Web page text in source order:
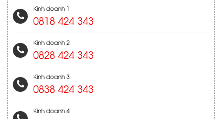
Kinh doanh 1
0818 424 343
Kinh doanh 2
0828 424 343
Kinh doanh 3
0838 424 343
Kinh doanh 4